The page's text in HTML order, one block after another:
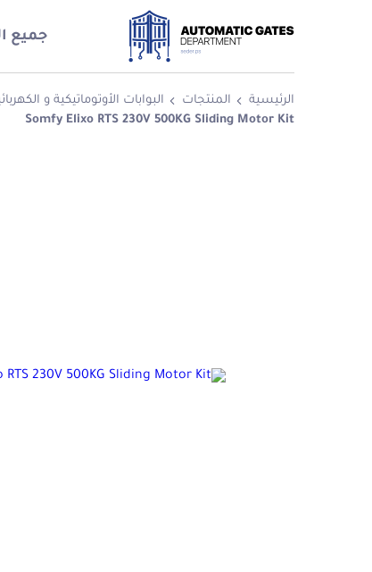
جميع
الرئيسية المنتجات البوابات الأوتوماتيكية و
Somfy Elixo RTS 230V 500KG Sliding Motor Kit